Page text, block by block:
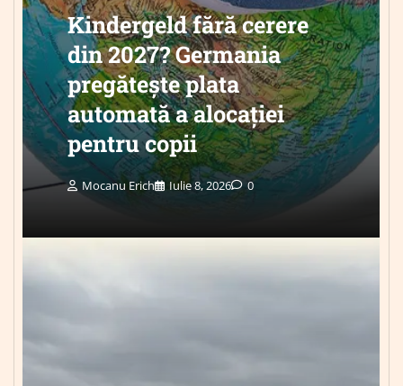
Kindergeld fără cerere
din 2027? Germania
pregătește plata
automată a alocației
pentru copii
Mocanu Erich Iulie 8, 2026 0